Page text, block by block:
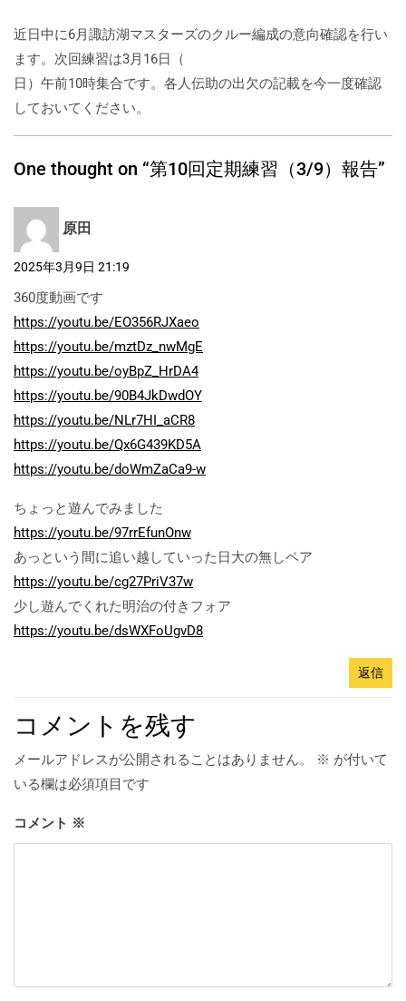
近日中に6月諏訪湖マスターズのクルー編成の意向確認を行い
ます。次回練習は3月16日（
日）午前10時集合です。各人伝助の出欠の記載を今一度確認
しておいてください。
One thought on “第10回定期練習（3/9）報告”
原田
2025年3月9日 21:19
360度動画です
https://youtu.be/EO356RJXaeo
https://youtu.be/mztDz_nwMgE
https://youtu.be/oyBpZ_HrDA4
https://youtu.be/90B4JkDwdOY
https://youtu.be/NLr7HI_aCR8
https://youtu.be/Qx6G439KD5A
https://youtu.be/doWmZaCa9-w
ちょっと遊んでみました
https://youtu.be/97rrEfunOnw
あっという間に追い越していった日大の無しペア
https://youtu.be/cg27PriV37w
少し遊んでくれた明治の付きフォア
https://youtu.be/dsWXFoUgvD8
返信
コメントを残す
メールアドレスが公開されることはありません。 ※ が付いて
いる欄は必須項目です
コメント ※